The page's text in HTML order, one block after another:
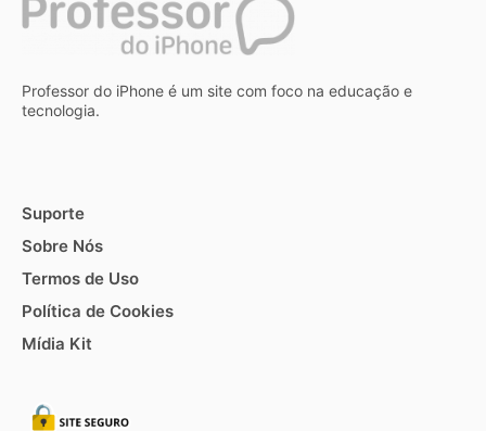
Professor do iPhone é um site com foco na educação e
tecnologia.
Suporte
Sobre Nós
Termos de Uso
Política de Cookies
Mídia Kit